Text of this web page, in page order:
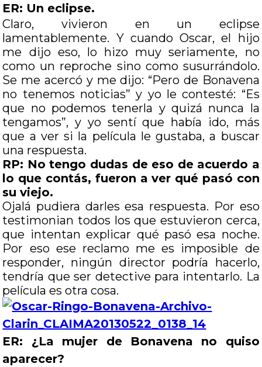
ER: Un eclipse.
Claro, vivieron en un eclipse
lamentablemente. Y cuando Oscar, el hijo
me dijo eso, lo hizo muy seriamente, no
como un reproche sino como susurrándolo.
Se me acercó y me dijo: “Pero de Bonavena
no tenemos noticias” y yo le contesté: “Es
que no podemos tenerla y quizá nunca la
tengamos”, y yo sentí que había ido, más
que a ver si la película le gustaba, a buscar
una respuesta.
RP: No tengo dudas de eso de acuerdo a
lo que contás, fueron a ver qué pasó con
su viejo.
Ojalá pudiera darles esa respuesta. Por eso
testimonian todos los que estuvieron cerca,
que intentan explicar qué pasó esa noche.
Por eso ese reclamo me es imposible de
responder, ningún director podría hacerlo,
tendría que ser detective para intentarlo. La
película es otra cosa.
ER: ¿La mujer de Bonavena no quiso
aparecer?